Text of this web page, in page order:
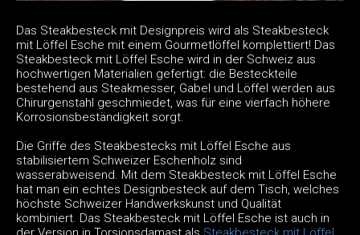
Das Steakbesteck mit Designpreis wird als Steakbesteck
mit Löffel Esche mit einem Gourmetlöffel komplettiert! Das
Steakbesteck mit Löffel Esche wird in der Schweiz aus
hochwertigen Materialien gefertigt: die Besteckteile
bestehend aus Steakmesser, Gabel und Löffel werden aus
Chirurgenstahl geschmiedet, was für eine vierfach höhere
Korrosionsbeständigkeit sorgt.
Die Griffe des Steakbestecks mit Löffel Esche aus
stabilisiertem Schweizer Eschenholz sind
wasserabweisend. Mit dem Steakbesteck mit Löffel Esche
hat man ein echtes Designbesteck auf dem Tisch, welches
höchste Schweizer Handwerkskunst und Qualität
kombiniert. Das Steakbesteck mit Löffel Esche ist auch in